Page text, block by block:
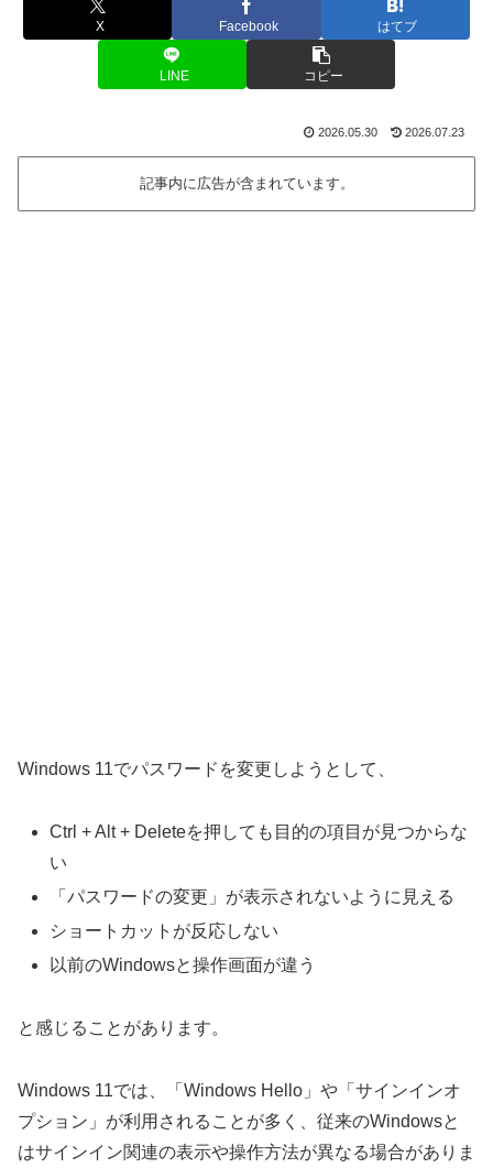
X Facebook はてブ
LINE コピー
2026.05.30 2026.07.23
記事内に広告が含まれています。
Windows 11でパスワードを変更しようとして、
Ctrl + Alt + Deleteを押しても目的の項目が見つからな
い
「パスワードの変更」が表示されないように見える
ショートカットが反応しない
以前のWindowsと操作画面が違う
と感じることがあります。
Windows 11では、「Windows Hello」や「サインインオ
プション」が利用されることが多く、従来のWindowsと
はサインイン関連の表示や操作方法が異なる場合がありま